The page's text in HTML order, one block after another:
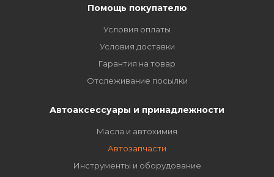
Помощь покупателю
Условия оплаты
Условия доставки
Гарантия на товар
Отслеживание посылки
Автоаксессуары и принадлежности
Масла и автохимия
Автозапчасти
Инструменты и оборудование